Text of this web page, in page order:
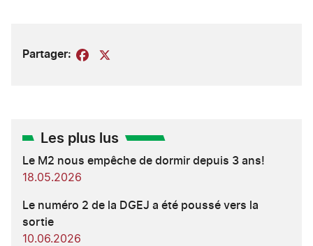
Partager: Facebook
Les plus lus
Le M2 nous empêche de dormir depuis 3 ans!
18.05.2026
Le numéro 2 de la DGEJ a été poussé vers la
sortie
10.06.2026